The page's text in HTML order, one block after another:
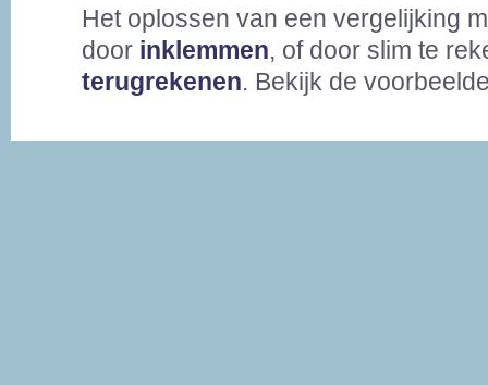
Het oplossen van een vergelijking
door inklemmen, of door slim te
terugrekenen. Bekijk de